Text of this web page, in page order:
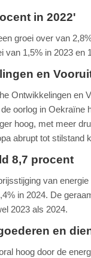
in 2022'
groei over van
van 1,5% in 2023 en
en
Ontwikkelingen en
oorlog in
hoog, met meer
abrupt tot stilstand
8,7 procent
van
in 2024. De
2023 als 2024.
en
hoog door de